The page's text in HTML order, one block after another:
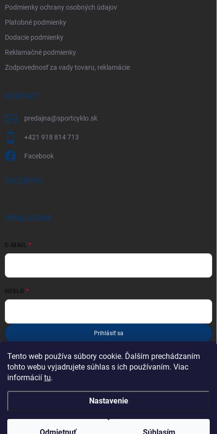
Tento web používa súbory cookie. Ďalším prechádzaním
tohto webu vyjadrujete súhlas s ich používaním. Viac
informácií tu.
Nastavenie
Podmienky ochrany osobných údajov
Platobné podmienky
Dodacie podmienky
Reklamačné podmienky
Zodpovednosť za vady tovaru, reklamácie
KONTAKT
predajna@sportcyklo.sk
+421 918 814 713
Facebook
FACEBOOK
PRIHLÁSENIE
E-MAIL
HESLO
Prihlásiť sa
Copyright 2026 . Všetky práva vyhradené.